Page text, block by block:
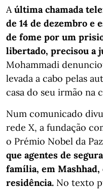
A última chamada
de 14 de dezembro e
de fome por um
libertado, precisou a
Mohammadi
levada a cabo pelas
casa do seu irmão na
Num comunicado
rede X, a fundação
o Prémio Nobel da Paz
que agentes de
família, em Mashhad,
residência. No texto